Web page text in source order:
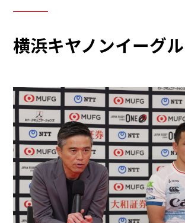
横浜キヤノンイーグ